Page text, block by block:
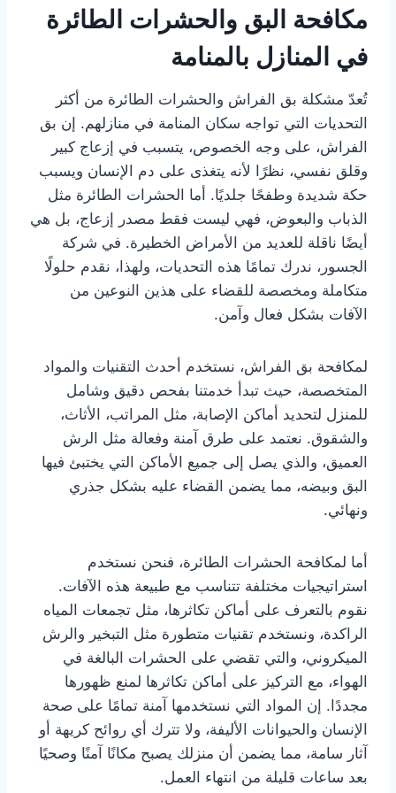
مكافحة البق والحشرات الطائرة
في المنازل بالمنامة
تُعدّ مشكلة بق الفراش والحشرات الطائرة من أكثر
التحديات التي تواجه سكان المنامة في منازلهم. إن بق
الفراش، على وجه الخصوص، يتسبب في إزعاج كبير
وقلق نفسي، نظرًا لأنه يتغذى على دم الإنسان ويسبب
حكة شديدة وطفحًا جلديًا. أما الحشرات الطائرة مثل
الذباب والبعوض، فهي ليست فقط مصدر إزعاج، بل هي
أيضًا ناقلة للعديد من الأمراض الخطيرة. في شركة
الجسور، ندرك تمامًا هذه التحديات، ولهذا، نقدم حلولًا
متكاملة ومخصصة للقضاء على هذين النوعين من
الآفات بشكل فعال وآمن.
لمكافحة بق الفراش، نستخدم أحدث التقنيات والمواد
المتخصصة، حيث تبدأ خدمتنا بفحص دقيق وشامل
للمنزل لتحديد أماكن الإصابة، مثل المراتب، الأثاث،
والشقوق. نعتمد على طرق آمنة وفعالة مثل الرش
العميق، والذي يصل إلى جميع الأماكن التي يختبئ فيها
البق وبيضه، مما يضمن القضاء عليه بشكل جذري
ونهائي.
أما لمكافحة الحشرات الطائرة، فنحن نستخدم
استراتيجيات مختلفة تتناسب مع طبيعة هذه الآفات.
نقوم بالتعرف على أماكن تكاثرها، مثل تجمعات المياه
الراكدة، ونستخدم تقنيات متطورة مثل التبخير والرش
الميكروني، والتي تقضي على الحشرات البالغة في
الهواء، مع التركيز على أماكن تكاثرها لمنع ظهورها
مجددًا. إن المواد التي نستخدمها آمنة تمامًا على صحة
الإنسان والحيوانات الأليفة، ولا تترك أي روائح كريهة أو
آثار سامة، مما يضمن أن منزلك يصبح مكانًا آمنًا وصحيًا
بعد ساعات قليلة من انتهاء العمل.